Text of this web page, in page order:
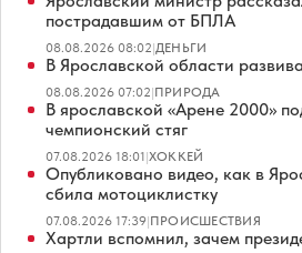
пострадавшим от БПЛА
08.08.2026 08:02|ДЕНЬГИ
В Ярославской области
08.08.2026 07:02|ПРИРОДА
В ярославской «Арене 2000»
чемпионский стяг
07.08.2026 18:01|ХОККЕЙ
Опубликовано видео, как в
сбила мотоциклистку
07.08.2026 17:39|ПРОИСШЕСТВИЯ
Хартли вспомнил, зачем